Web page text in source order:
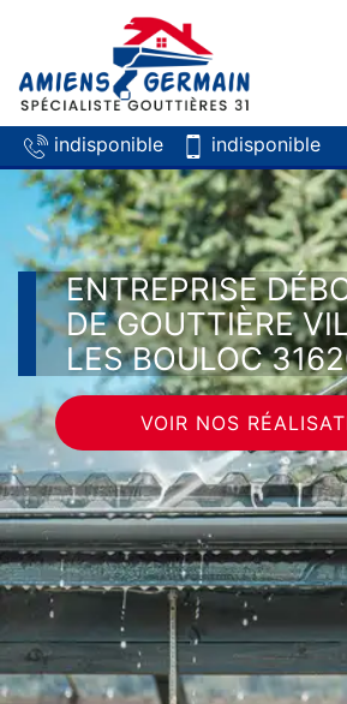
indisponible indisponible
ENTREPRISE
DE GOUTTIÈRE
LES BOULOC
VOIR NOS